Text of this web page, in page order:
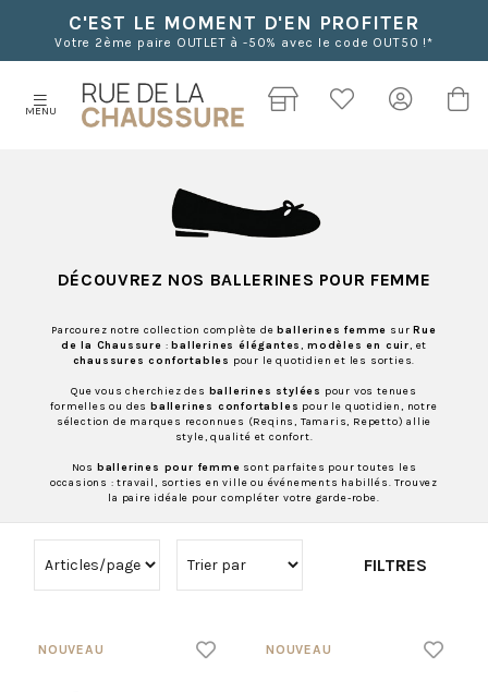
C'EST LE MOMENT D'EN PROFITER
Votre 2ème paire OUTLET à -50% avec le code OUT50 !*
MENU
DÉCOUVREZ NOS BALLERINES POUR FEMME
Parcourez notre collection complète deballerines femme surRue
de la Chaussure :ballerines élégantes, modèles en cuir, et
chaussures confortables pour le quotidien et les sorties.
Que vous cherchiez des ballerines stylées pour vos tenues
formelles ou desballerines confortables pour le quotidien, notre
sélection de marques reconnues (Reqins, Tamaris, Repetto) allie
style, qualité et confort.
Nos ballerines pour femme sont parfaites pour toutes les
occasions : travail, sorties en ville ou événements habillés. Trouvez
la paire idéale pour compléter votre garde-robe.
FILTRES